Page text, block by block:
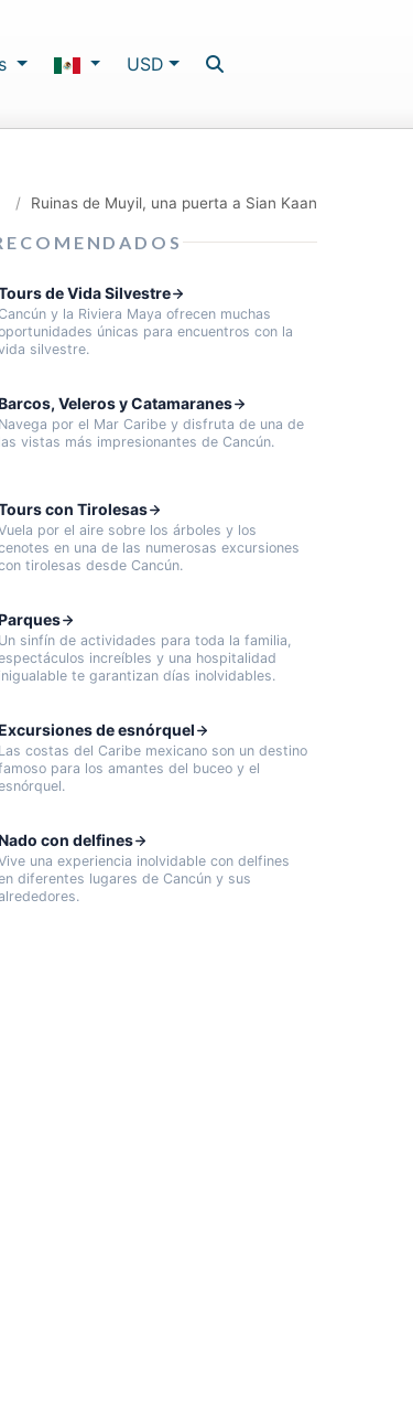
USD
Ruinas de Muyil, una puerta a Sian Kaan
de Vida Silvestre
y la Riviera Maya ofrecen muchas
únicas para encuentros con la
silvestre.
Veleros y Catamaranes
Navega por el Mar Caribe y disfruta de una de
las vistas más impresionantes de Cancún.
con Tirolesas
por el aire sobre los árboles y los
en una de las numerosas excursiones
tirolesas desde Cancún.
Un sinfín de actividades para toda la familia,
increíbles y una hospitalidad
inigualable te garantizan días inolvidables.
de esnórquel
Las costas del Caribe mexicano son un destino
para los amantes del buceo y el
con delfines
una experiencia inolvidable con delfines
diferentes lugares de Cancún y sus